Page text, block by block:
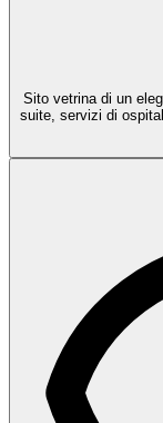
Sito vetrina di un
suite, servizi di